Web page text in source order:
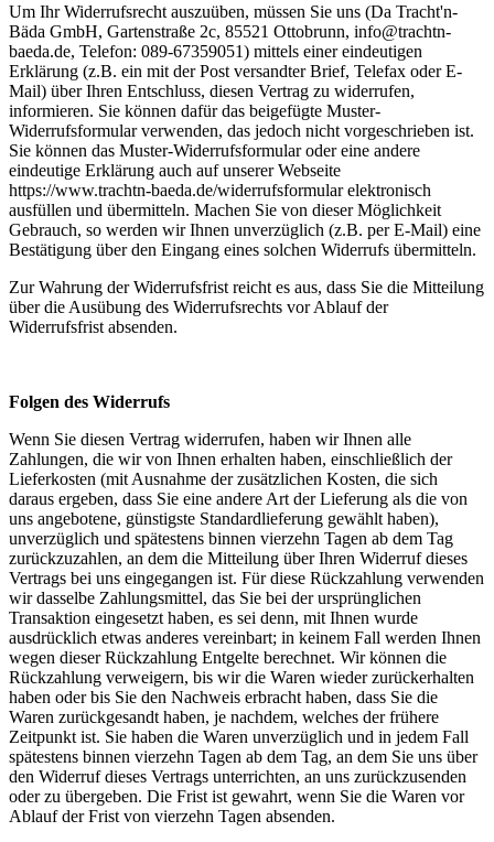
Um Ihr Widerrufsrecht auszuüben, müssen Sie uns (Da Tracht'n-
Bäda GmbH, Gartenstraße 2c, 85521 Ottobrunn, info@trachtn-
baeda.de, Telefon: 089-67359051) mittels einer eindeutigen
Erklärung (z.B. ein mit der Post versandter Brief, Telefax oder E-
Mail) über Ihren Entschluss, diesen Vertrag zu widerrufen,
informieren. Sie können dafür das beigefügte Muster-
Widerrufsformular verwenden, das jedoch nicht vorgeschrieben ist.
Sie können das Muster-Widerrufsformular oder eine andere
eindeutige Erklärung auch auf unserer Webseite
https://www.trachtn-baeda.de/widerrufsformular elektronisch
ausfüllen und übermitteln. Machen Sie von dieser Möglichkeit
Gebrauch, so werden wir Ihnen unverzüglich (z.B. per E-Mail) eine
Bestätigung über den Eingang eines solchen Widerrufs übermitteln.
Zur Wahrung der Widerrufsfrist reicht es aus, dass Sie die Mitteilung
über die Ausübung des Widerrufsrechts vor Ablauf der
Widerrufsfrist absenden.
Folgen des Widerrufs
Wenn Sie diesen Vertrag widerrufen, haben wir Ihnen alle
Zahlungen, die wir von Ihnen erhalten haben, einschließlich der
Lieferkosten (mit Ausnahme der zusätzlichen Kosten, die sich
daraus ergeben, dass Sie eine andere Art der Lieferung als die von
uns angebotene, günstigste Standardlieferung gewählt haben),
unverzüglich und spätestens binnen vierzehn Tagen ab dem Tag
zurückzuzahlen, an dem die Mitteilung über Ihren Widerruf dieses
Vertrags bei uns eingegangen ist. Für diese Rückzahlung verwenden
wir dasselbe Zahlungsmittel, das Sie bei der ursprünglichen
Transaktion eingesetzt haben, es sei denn, mit Ihnen wurde
ausdrücklich etwas anderes vereinbart; in keinem Fall werden Ihnen
wegen dieser Rückzahlung Entgelte berechnet. Wir können die
Rückzahlung verweigern, bis wir die Waren wieder zurückerhalten
haben oder bis Sie den Nachweis erbracht haben, dass Sie die
Waren zurückgesandt haben, je nachdem, welches der frühere
Zeitpunkt ist. Sie haben die Waren unverzüglich und in jedem Fall
spätestens binnen vierzehn Tagen ab dem Tag, an dem Sie uns über
den Widerruf dieses Vertrags unterrichten, an uns zurückzusenden
oder zu übergeben. Die Frist ist gewahrt, wenn Sie die Waren vor
Ablauf der Frist von vierzehn Tagen absenden.